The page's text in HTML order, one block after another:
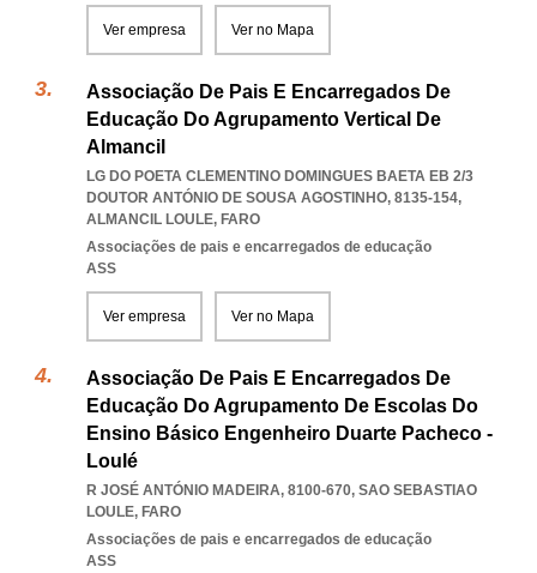
Ver empresa Ver no Mapa
Associação De Pais E Encarregados De
Educação Do Agrupamento Vertical De
Almancil
LG DO POETA CLEMENTINO DOMINGUES BAETA EB 2/3
DOUTOR ANTÓNIO DE SOUSA AGOSTINHO, 8135-154,
ALMANCIL LOULE, FARO
Associações de pais e encarregados de educação
ASS
Ver empresa Ver no Mapa
Associação De Pais E Encarregados De
Educação Do Agrupamento De Escolas Do
Ensino Básico Engenheiro Duarte Pacheco -
Loulé
R JOSÉ ANTÓNIO MADEIRA, 8100-670, SAO SEBASTIAO
LOULE, FARO
Associações de pais e encarregados de educação
ASS